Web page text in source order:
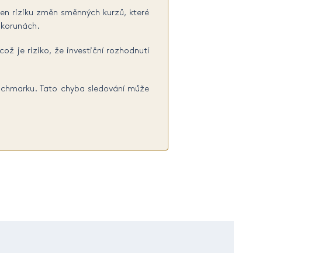
riziku změn směnných kurzů, které
je riziko, že investiční rozhodnutí
Tato chyba sledování může